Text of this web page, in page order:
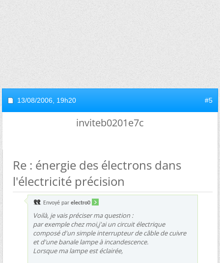
13/08/2006, 19h20 #5
inviteb0201e7c
Re : énergie des électrons dans
l'électricité précision
Envoyé par electro0
Voilà, je vais préciser ma question :
par exemple chez moi,j'ai un circuit électrique
composé d'un simple interrupteur de câble de cuivre
et d'une banale lampe à incandescence.
Lorsque ma lampe est éclairée,